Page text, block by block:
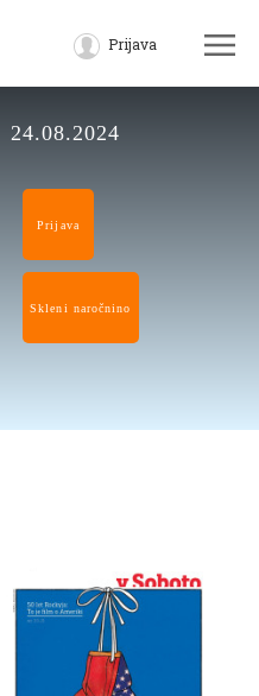
Prijava
24.08.2024
Prijava
Skleni naročnino